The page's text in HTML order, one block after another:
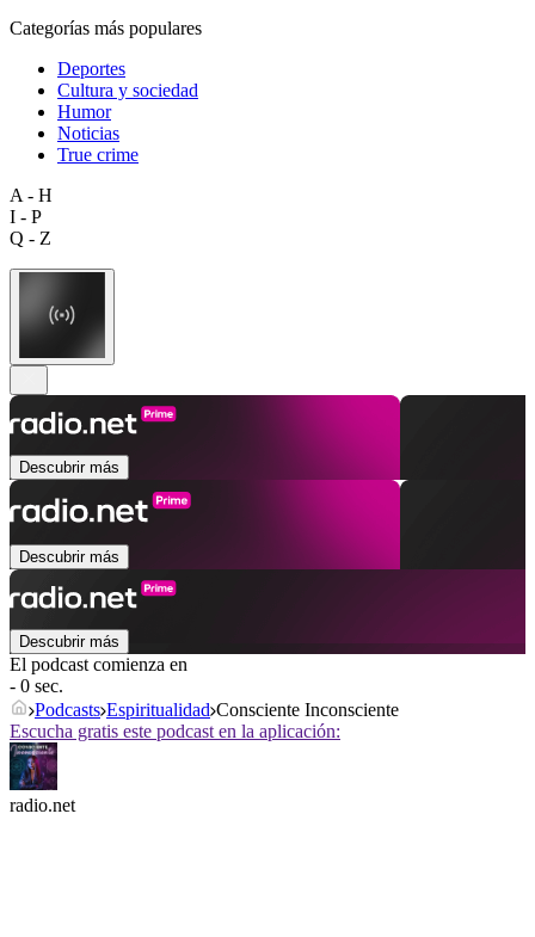
Categorías más populares
Deportes
Cultura y sociedad
Humor
Noticias
True crime
A - H
I - P
Q - Z
Descubrir más
Descubrir más
Descubrir más
El podcast comienza en
- 0 sec.
Podcasts Espiritualidad Consciente Inconsciente
Escucha gratis este podcast en la aplicación:
radio.net